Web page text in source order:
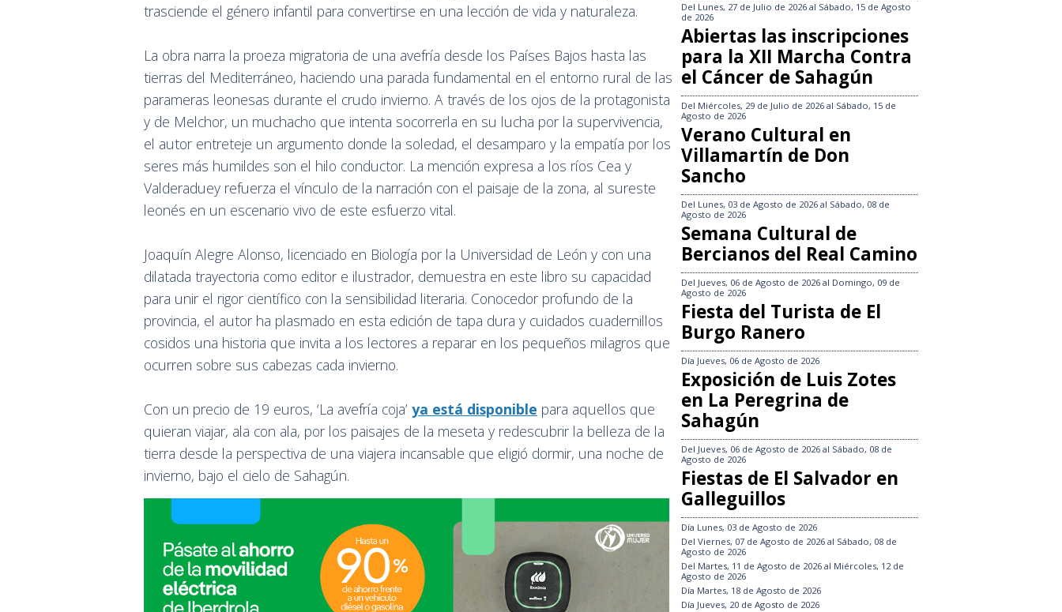
trasciende el género infantil para convertirse en una lección de vida y naturaleza.
La obra narra la proeza migratoria de una avefría desde los Países Bajos hasta las
tierras del Mediterráneo, haciendo una parada fundamental en el entorno rural de las
parameras leonesas durante el crudo invierno. A través de los ojos de la protagonista
y de Melchor, un muchacho que intenta socorrerla en su lucha por la supervivencia,
el autor entreteje un argumento donde la soledad, el desamparo y la empatía por los
seres más humildes son el hilo conductor. La mención expresa a los ríos Cea y
Valderaduey refuerza el vínculo de la narración con el paisaje de la zona, al sureste
leonés en un escenario vivo de este esfuerzo vital.
Joaquín Alegre Alonso, licenciado en Biología por la Universidad de León y con una
dilatada trayectoria como editor e ilustrador, demuestra en este libro su capacidad
para unir el rigor científico con la sensibilidad literaria. Conocedor profundo de la
provincia, el autor ha plasmado en esta edición de tapa dura y cuidados cuadernillos
cosidos una historia que invita a los lectores a reparar en los pequeños milagros que
ocurren sobre sus cabezas cada invierno.
Con un precio de 19 euros, ‘La avefría coja’ ya está disponible para aquellos que
quieran viajar, ala con ala, por los paisajes de la meseta y redescubrir la belleza de la
tierra desde la perspectiva de una viajera incansable que eligió dormir, una noche de
invierno, bajo el cielo de Sahagún.
Del Lunes, 27 de Julio de 2026 al Sábado, 15 de Agosto
de 2026
Abiertas las inscripciones
para la XII Marcha Contra
el Cáncer de Sahagún
Del Miércoles, 29 de Julio de 2026 al Sábado, 15 de
Agosto de 2026
Verano Cultural en
Villamartín de Don
Sancho
Del Lunes, 03 de Agosto de 2026 al Sábado, 08 de
Agosto de 2026
Semana Cultural de
Bercianos del Real Camino
Del Jueves, 06 de Agosto de 2026 al Domingo, 09 de
Agosto de 2026
Fiesta del Turista de El
Burgo Ranero
Día Jueves, 06 de Agosto de 2026
Exposición de Luis Zotes
en La Peregrina de
Sahagún
Del Jueves, 06 de Agosto de 2026 al Sábado, 08 de
Agosto de 2026
Fiestas de El Salvador en
Galleguillos
Día Lunes, 03 de Agosto de 2026
Del Viernes, 07 de Agosto de 2026 al Sábado, 08 de
Agosto de 2026
Del Martes, 11 de Agosto de 2026 al Miércoles, 12 de
Agosto de 2026
Día Martes, 18 de Agosto de 2026
Día Jueves, 20 de Agosto de 2026